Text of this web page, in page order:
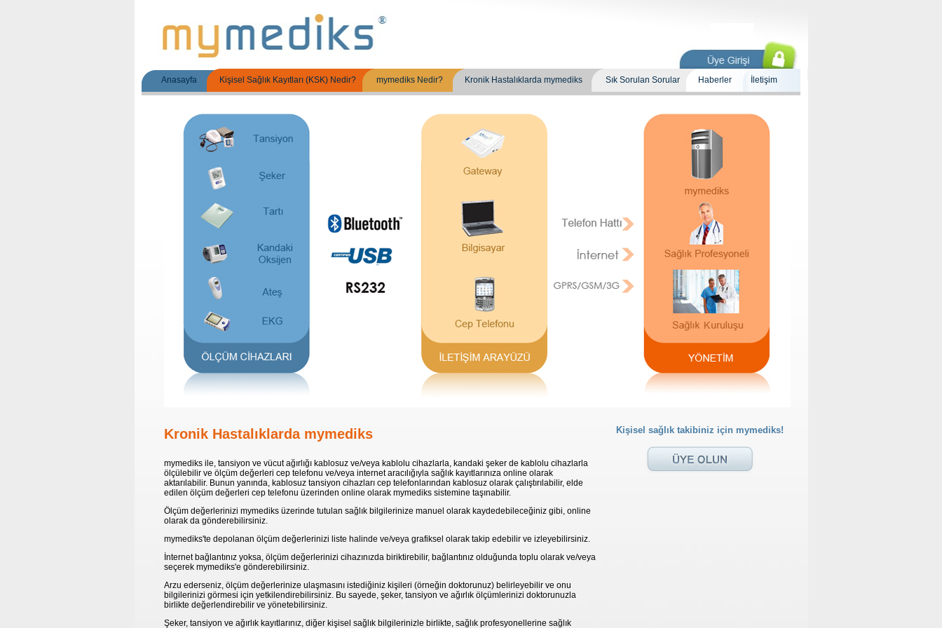
Anasayfa Kişisel Sağlık Kayıtları (KSK) Nedir? mymediks Nedir? Kronik Hastalıklarda mymediks Sık Sorulan Sorular Haberler İletişim
Kronik Hastalıklarda mymediks
mymediks ile, tansiyon ve vücut ağırlığı kablosuz ve/veya kablolu cihazlarla, kandaki şeker de kablolu cihazlarla
ölçülebilir ve ölçüm değerleri cep telefonu ve/veya internet aracılığıyla sağlık kayıtlarınıza online olarak
aktarılabilir. Bunun yanında, kablosuz tansiyon cihazları cep telefonlarından kablosuz olarak çalıştırılabilir, elde
edilen ölçüm değerleri cep telefonu üzerinden online olarak mymediks sistemine taşınabilir.
Ölçüm değerlerinizi mymediks üzerinde tutulan sağlık bilgilerinize manuel olarak kaydedebileceğiniz gibi, online
olarak da gönderebilirsiniz.
mymediks'te depolanan ölçüm değerlerinizi liste halinde ve/veya grafiksel olarak takip edebilir ve izleyebilirsiniz.
İnternet bağlantınız yoksa, ölçüm değerlerinizi cihazınızda biriktirebilir, bağlantınız olduğunda toplu olarak ve/veya
seçerek mymediks'e gönderebilirsiniz.
Arzu ederseniz, ölçüm değerlerinize ulaşmasını istediğiniz kişileri (örneğin doktorunuz) belirleyebilir ve onu
bilgilerinizi görmesi için yetkilendirebilirsiniz. Bu sayede, şeker, tansiyon ve ağırlık ölçümlerinizi doktorunuzla
birlikte değerlendirebilir ve yönetebilirsiniz.
Şeker, tansiyon ve ağırlık kayıtlarınız, diğer kişisel sağlık bilgilerinizle birlikte, sağlık profesyonellerine sağlık
Kişisel sağlık takibiniz için mymediks!